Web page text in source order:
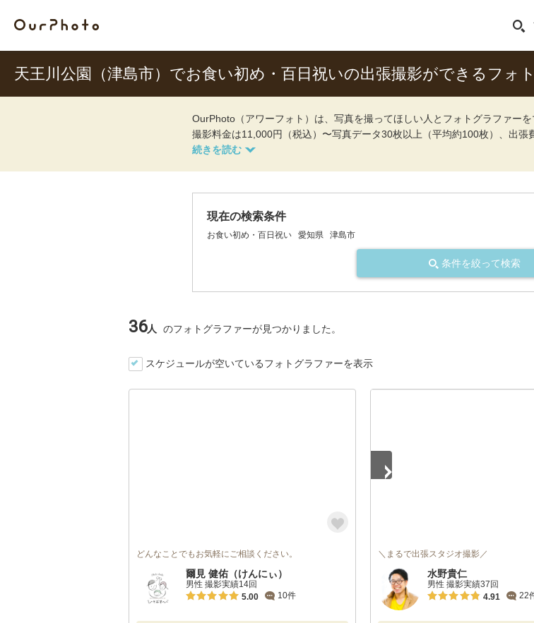
天王川公園（津島市）でお食い初め・百日祝いの出張撮影ができるフォ
OurPhoto（アワーフォト）は、写真を撮ってほしい人とフォトグラファーを
撮影料金は11,000円（税込）〜写真データ30枚以上（平均約100枚）、出張
現在の検索条件
お食い初め・百日祝い 愛知県 津島市
条件を絞って検索
36人 のフォトグラファーが見つかりました。
スケジュールが空いているフォトグラファーを表示
どんなことでもお気軽にご相談ください。
爾見 健佑（けんにぃ）
男性 撮影実績14回
5.00
10件
＼まるで出張スタジオ撮影／
水野貴仁
男性 撮影実績37回
4.91
22